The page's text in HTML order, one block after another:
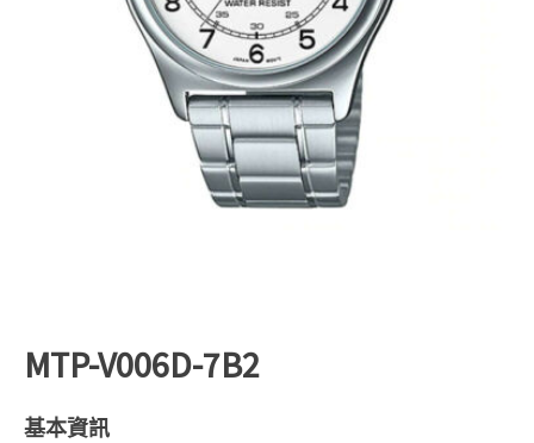
MTP-V006D-7B2
基本資訊